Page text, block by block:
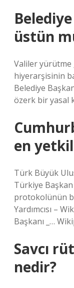
üstün
Valiler yürütme
hiyerarşisinin
Belediye
özerk bir yasal
en
Türk Büyük
Türkiye Başkan
protokolünün
Yardımcısı –
Başkanı _…
Savcı
nedir?